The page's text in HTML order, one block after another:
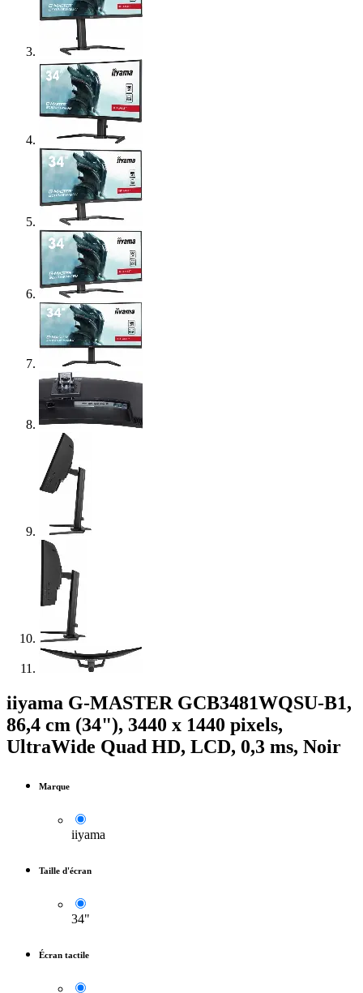
iiyama G-MASTER GCB3481WQSU-B1,
86,4 cm (34"), 3440 x 1440 pixels,
UltraWide Quad HD, LCD, 0,3 ms, Noir
Marque
iiyama
Taille d'écran
34"
Écran tactile